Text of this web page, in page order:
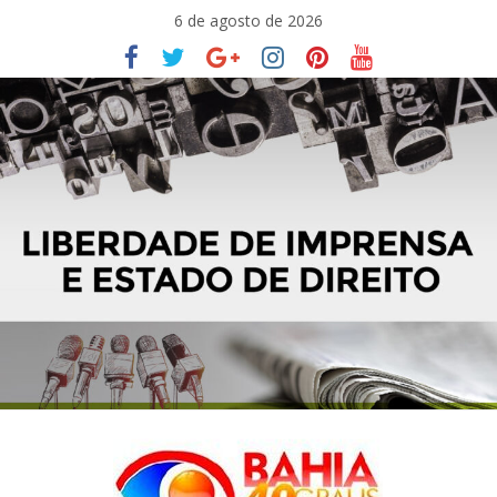
conteúdo
6 de agosto de 2026